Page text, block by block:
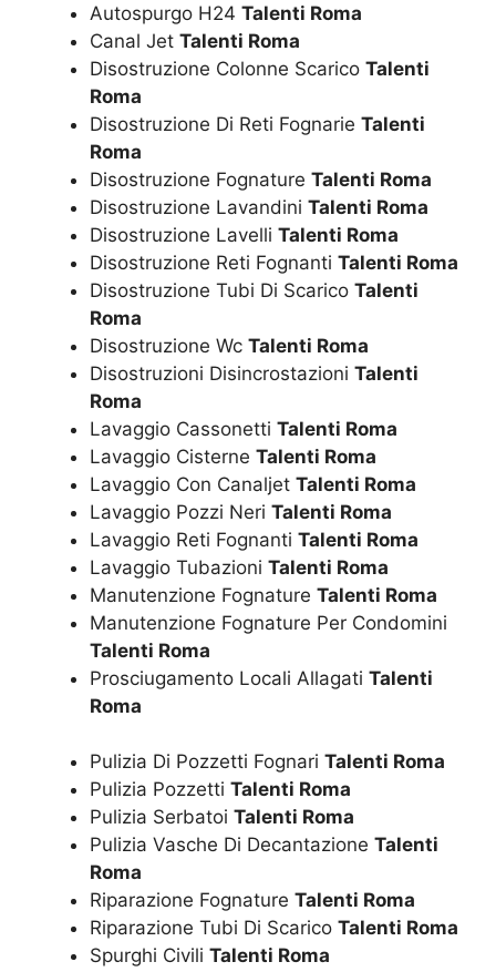
Autospurgo H24 Talenti Roma
Canal Jet Talenti Roma
Disostruzione Colonne Scarico Talenti
Roma
Disostruzione Di Reti Fognarie Talenti
Roma
Disostruzione Fognature Talenti Roma
Disostruzione Lavandini Talenti Roma
Disostruzione Lavelli Talenti Roma
Disostruzione Reti Fognanti Talenti Roma
Disostruzione Tubi Di Scarico Talenti
Roma
Disostruzione Wc Talenti Roma
Disostruzioni Disincrostazioni Talenti
Roma
Lavaggio Cassonetti Talenti Roma
Lavaggio Cisterne Talenti Roma
Lavaggio Con Canaljet Talenti Roma
Lavaggio Pozzi Neri Talenti Roma
Lavaggio Reti Fognanti Talenti Roma
Lavaggio Tubazioni Talenti Roma
Manutenzione Fognature Talenti Roma
Manutenzione Fognature Per Condomini
Talenti Roma
Prosciugamento Locali Allagati Talenti
Roma
Pulizia Di Pozzetti Fognari Talenti Roma
Pulizia Pozzetti Talenti Roma
Pulizia Serbatoi Talenti Roma
Pulizia Vasche Di Decantazione Talenti
Roma
Riparazione Fognature Talenti Roma
Riparazione Tubi Di Scarico Talenti Roma
Spurghi Civili Talenti Roma